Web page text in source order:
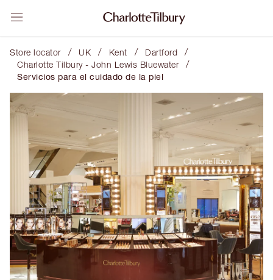
Store locator / UK / Kent / Dartford /
Charlotte Tilbury - John Lewis Bluewater /
Servicios para el cuidado de la piel